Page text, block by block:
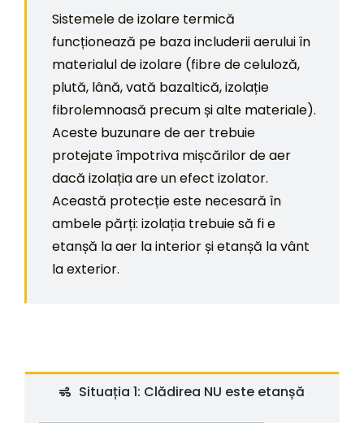
Sistemele de izolare termică
funcționează pe baza includerii aerului în
materialul de izolare (fibre de celuloză,
plută, lână, vată bazaltică, izolație
fibrolemnoasă precum și alte materiale).
Aceste buzunare de aer trebuie
protejate împotriva mișcărilor de aer
dacă izolația are un efect izolator.
Această protecție este necesară în
ambele părți: izolația trebuie să fi e
etanșă la aer la interior și etanșă la vânt
la exterior.
Situația 1: Clădirea NU este etanșă